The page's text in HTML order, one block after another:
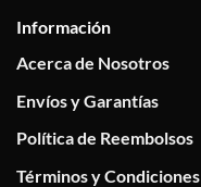
Información
Acerca de Nosotros
Envíos y Garantías
Política de Reembolsos
Términos y Condiciones